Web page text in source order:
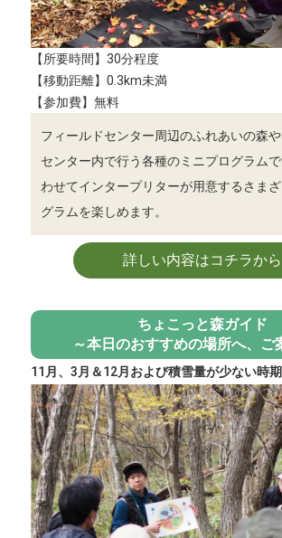
【所要時間】30分程度
【移動距離】0.3km未満
【参加費】無料
フィールドセンター周辺のふれあいの森
センター内で行う各種のミニプログラム
わせてインタープリターが用意するさま
グラムを楽しめます。
詳しい内容はコチラから
ちょこっと森ガイド
～本日のおすすめの場所へ、ご
11月、3月＆12月および積雪量が少ない時期